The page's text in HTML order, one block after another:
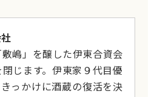
嶋」を醸した伊東合資会
じます。伊東家９代目優
っかけに酒蔵の復活を決